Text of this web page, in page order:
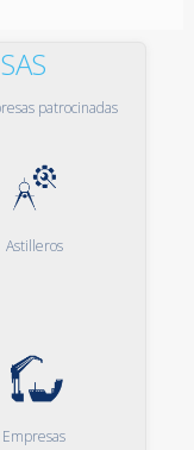
patrocinadas
Astilleros
Empresas